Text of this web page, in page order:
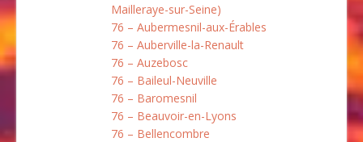
Mailleraye-sur-Seine)
76 – Aubermesnil-aux-Érables
76 – Auberville-la-Renault
76 – Auzebosc
76 – Baileul-Neuville
76 – Baromesnil
76 – Beauvoir-en-Lyons
76 – Bellencombre